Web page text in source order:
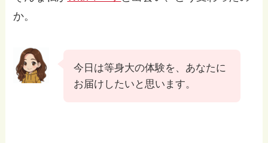
か。
今日は等身大の体験を、あなたに
お届けしたいと思います。